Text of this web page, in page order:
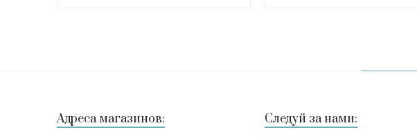
Адреса магазинов: Следуй за нами: